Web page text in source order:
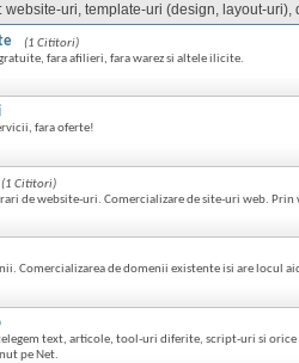
website-uri, template-uri (design, layout-
(1 Cititori)
fara afilieri, fara warez si altele ilicite.
fara oferte!
(1 Cititori)
de website-uri. Comercializare de site-uri web.
Comercializarea de domenii existente isi are locul
text, articole, tool-uri diferite, script-uri si orice
pe Net.